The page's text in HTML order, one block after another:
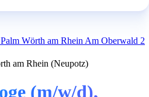
Wörth am Rhein Am Oberwald 2
am Rhein (Neupotz)
(m/w/d),